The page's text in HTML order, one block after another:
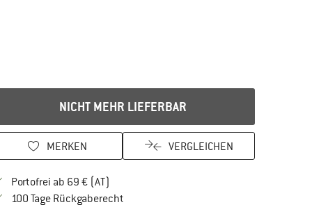
NICHT MEHR LIEFERBAR
MERKEN VERGLEICHEN
Portofrei ab 69 € (AT)
100 Tage RückgaberechtGehe hier zu den Rückgabe-Richtlinien